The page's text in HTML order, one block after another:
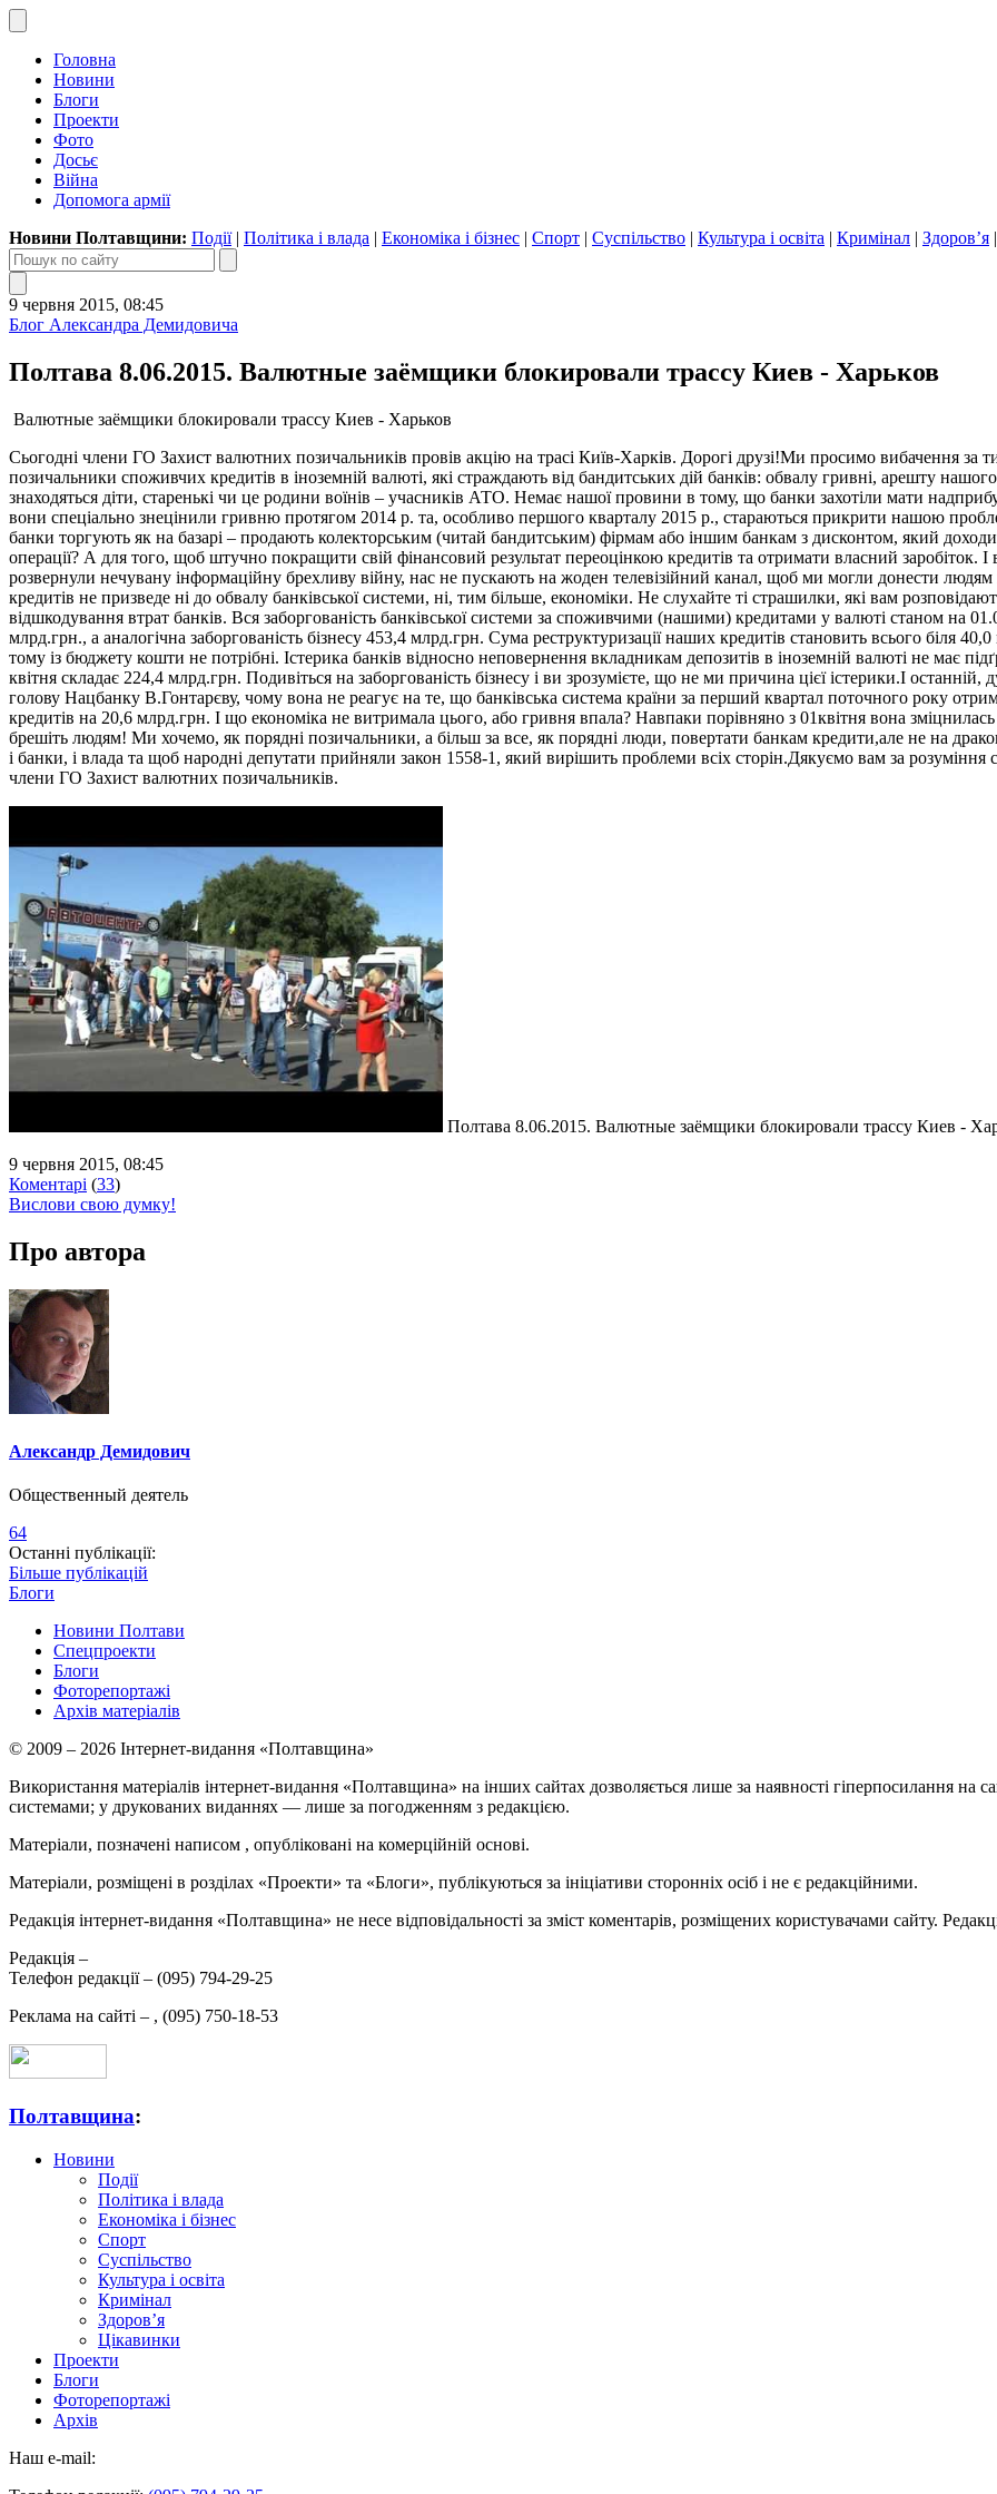
Головна
Новини
Блоги
Проекти
Фото
Досьє
Війна
Допомога армії
Новини Полтавщини: Події| Політика і влада | Економіка і бізнес | Спорт | Суспільство | Культура і освіта | Кримінал | Здоров’я |
9 червня 2015, 08:45
Блог Александра Демидовича
Полтава 8.06.2015. Валютные заёмщики блокировали трассу Киев - Харьков
Валютные заёмщики блокировали трассу Киев - Харьков
Сьогодні члени ГО Захист валютних позичальників провів акцію на трасі Київ-Харків. Дорогі друзі!Ми просимо вибачення за
позичальники споживчих кредитів в іноземній валюті, які страждають від бандитських дій банків: обвалу гривні, арешту
знаходяться діти, старенькі чи це родини воїнів – учасників АТО. Немає нашої провини в тому, що банки захотіли мати
вони спеціально знецінили гривню протягом 2014 р. та, особливо першого кварталу 2015 р., стараються прикрити нашою
банки торгують як на базарі – продають колекторським (читай бандитським) фірмам або іншим банкам з дисконтом, який
операції? А для того, щоб штучно покращити свій фінансовий результат переоцінкою кредитів та отримати власний заробіток.
розвернули нечувану інформаційну брехливу війну, нас не пускають на жоден телевізійний канал, щоб ми могли донести
кредитів не призведе ні до обвалу банківської системи, ні, тим більше, економіки. Не слухайте ті страшилки, які вам
відшкодування втрат банків. Вся заборгованість банківської системи за споживчими (нашими) кредитами у валюті станом на
млрд.грн., а аналогічна заборгованість бізнесу 453,4 млрд.грн. Сума реструктуризації наших кредитів становить всього біля
тому із бюджету кошти не потрібні. Істерика банків відносно неповернення вкладникам депозитів в іноземній валюті не має
квітня складає 224,4 млрд.грн. Подивіться на заборгованість бізнесу і ви зрозумієте, що не ми причина цієї істерики.І
голову Нацбанку В.Гонтарєву, чому вона не реагує на те, що банківська система країни за перший квартал поточного року
кредитів на 20,6 млрд.грн. І що економіка не витримала цього, або гривня впала? Навпаки порівняно з 01квітня вона зміцнилась
брешіть людям! Ми хочемо, як порядні позичальники, а більш за все, як порядні люди, повертати банкам кредити,але не на
і банки, і влада та щоб народні депутати прийняли закон 1558-1, який вирішить проблеми всіх сторін.Дякуємо вам за розуміння
члени ГО Захист валютних позичальників.
Полтава 8.06.2015. Валютные заёмщики блокировали трассу Киев -
9 червня 2015, 08:45
Коментарі (33)
Вислови свою думку!
Про автора
Александр Демидович
Общественный деятель
64
Останні публікації:
Більше публікацій
Блоги
Новини Полтави
Спецпроекти
Блоги
Фоторепортажі
Архів матеріалів
© 2009 – 2026 Інтернет-видання «Полтавщина»
Використання матеріалів інтернет-видання «Полтавщина» на інших сайтах дозволяється лише за наявності гіперпосилання на
системами; у друкованих виданнях — лише за погодженням з редакцією.
Матеріали, позначені написом , опубліковані на комерційній основі.
Матеріали, розміщені в розділах «Проекти» та «Блоги», публікуються за ініціативи сторонніх осіб і не є редакційними.
Редакція інтернет-видання «Полтавщина» не несе відповідальності за зміст коментарів, розміщених користувачами сайту.
Редакція –
Телефон редакції – (095) 794-29-25
Реклама на сайті – , (095) 750-18-53
Полтавщина:
Новини
Події
Політика і влада
Економіка і бізнес
Спорт
Суспільство
Культура і освіта
Кримінал
Здоров’я
Цікавинки
Проекти
Блоги
Фоторепортажі
Архів
Наш e-mail: